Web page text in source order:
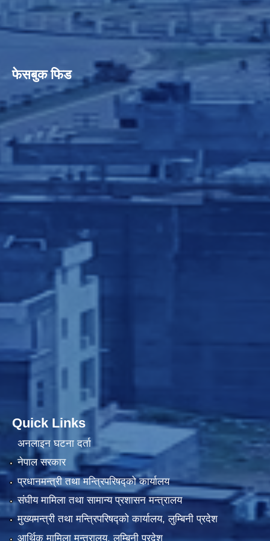
फेसबुक फिड
Quick Links
अनलाइन घटना दर्ता
नेपाल सरकार
प्रधानमन्त्री तथा मन्त्रिपरिषद्को कार्यालय
संघीय मामिला तथा सामान्य प्रशासन मन्त्रालय
मुख्यमन्त्री तथा मन्त्रिपरिषद्को कार्यालय, लुम्बिनी प्रदेश
आर्थिक मामिला मन्त्रालय, लुम्बिनी प्रदेश